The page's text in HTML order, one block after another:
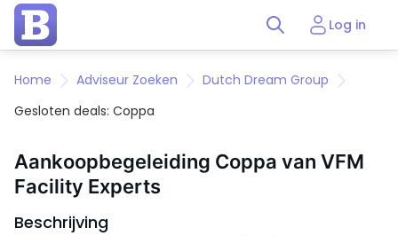
Log in
Home Adviseur Zoeken
Dutch Dream Group
Gesloten deals: Coppa
Aankoopbegeleiding Coppa van VFM
Facility Experts
Beschrijving